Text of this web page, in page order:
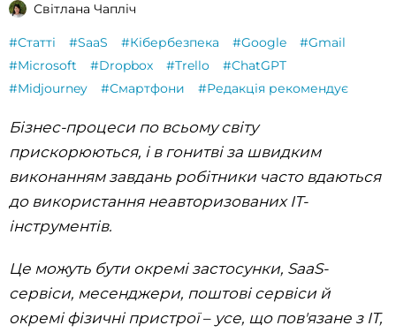
Світлана Чапліч
#Статті #SaaS #Кібербезпека #Google
#Gmail
#Microsoft
#Dropbox #Trello
#ChatGPT
#Midjourney
#Смартфони #Редакція рекомендує
Бізнес-процеси по всьому світу
прискорюються, і в гонитві за швидким
виконанням завдань робітники часто вдаються
до використання неавторизованих ІТ-
інструментів.
Це можуть бути окремі застосунки, SaaS-
сервіси, месенджери, поштові сервіси й
окремі фізичні пристрої– усе, що пов'язане з IT,